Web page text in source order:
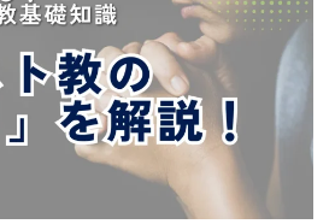
アーカイブ資料室
運営団体
利用規約
プライバシーポリシー